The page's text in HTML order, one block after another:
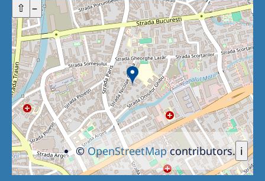
+ –
⇧
i
©OpenStreetMapcontributors.